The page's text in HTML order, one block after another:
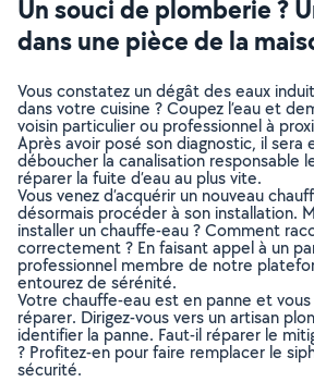
Un souci de plomberie ?
dans une pièce de la
Vous constatez un dégât des eaux
dans votre cuisine ? Coupez l’eau et
voisin particulier ou professionnel à
Après avoir posé son diagnostic, il sera
déboucher la canalisation responsable
réparer la fuite d’eau au plus vite.
Vous venez d’acquérir un nouveau
désormais procéder à son installation.
installer un chauffe-eau ? Comment
correctement ? En faisant appel à un
professionnel membre de notre
entourez de sérénité.
Votre chauffe-eau est en panne et
réparer. Dirigez-vous vers un artisan
identifier la panne. Faut-il réparer le
? Profitez-en pour faire remplacer le
sécurité.